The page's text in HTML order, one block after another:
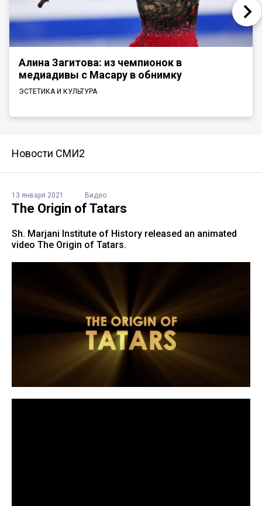
Алина Загитова: из чемпионок в
медиадивы с Масару в обнимку
ЭСТЕТИКА И КУЛЬТУРА
Новости СМИ2
13 января 2021 Видео
The Origin of Tatars
Sh. Marjani Institute of History released an animated
video The Origin of Tatars.